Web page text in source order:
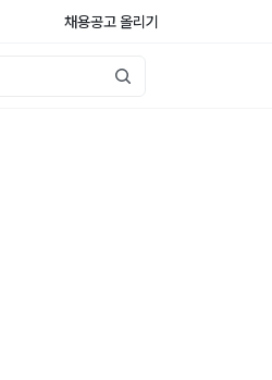
채용공고 올리기